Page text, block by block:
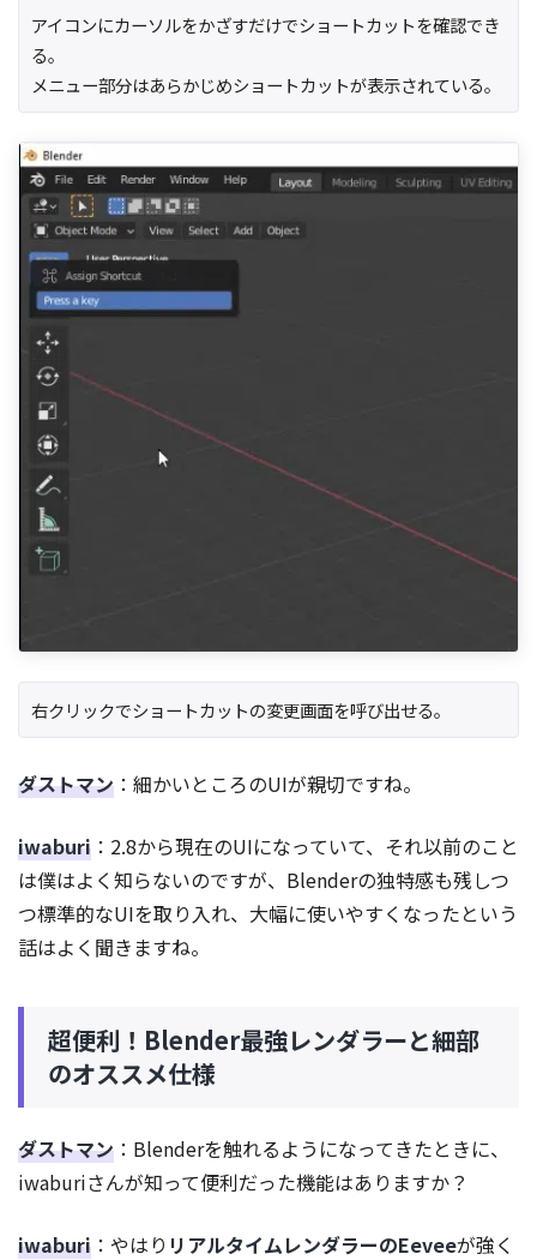
アイコンにカーソルをかざすだけでショートカットを確認でき
る。
メニュー部分はあらかじめショートカットが表示されている。
右クリックでショートカットの変更画面を呼び出せる。
ダストマン ：細かいところのUIが親切ですね。
iwaburi ：2.8から現在のUIになっていて、それ以前のこと
は僕はよく知らないのですが、Blenderの独特感も残しつ
つ標準的なUIを取り入れ、大幅に使いやすくなったという
話はよく聞きますね。
超便利！Blender最強レンダラーと細部
のオススメ仕様
ダストマン ：Blenderを触れるようになってきたときに、
iwaburiさんが知って便利だった機能はありますか？
iwaburi ：やはり リアルタイムレンダラーのEeveeが強く